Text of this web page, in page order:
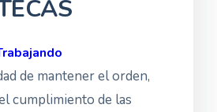
de mantener el orden,
cumplimiento de las